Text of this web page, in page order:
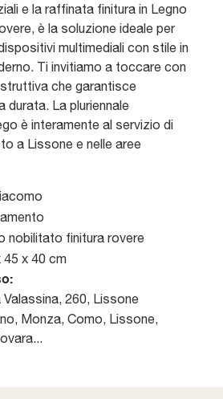
e la raffinata finitura in Legno
è la soluzione ideale per
multimediali con stile in
Ti invitiamo a toccare con
che garantisce
durata. La pluriennale
è interamente al servizio di
a Lissone e nelle aree
nobilitato finitura rovere
45 x 40 cm
Valassina, 260, Lissone
Monza, Como, Lissone,